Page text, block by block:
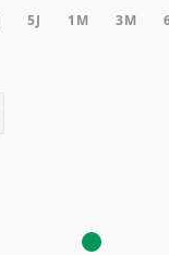
5J 1M 3M